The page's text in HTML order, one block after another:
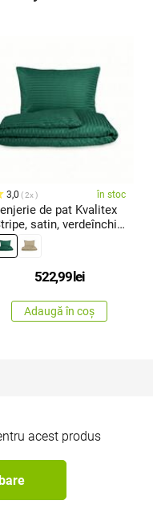
3,0 2x în stoc
de pat Kvalitex
satin, verdeînchis,
x 220 cm, 2 buc. 70
90 cm
522,99lei
Adaugă în coș
acest produs